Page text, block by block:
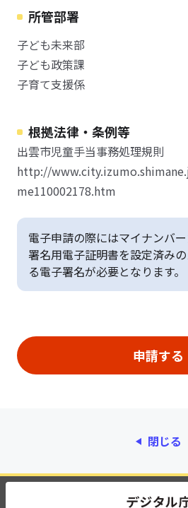
所管部署
子ども未来部
子ども政策課
子育て支援係
根拠法律・条例等
出雲市児童手当事務処理規則
http://
me110002178.htm
電子申請の際にはマイナンバ
署名用電子証明書を設定済み
る電子署名が必要となります。
閉じる